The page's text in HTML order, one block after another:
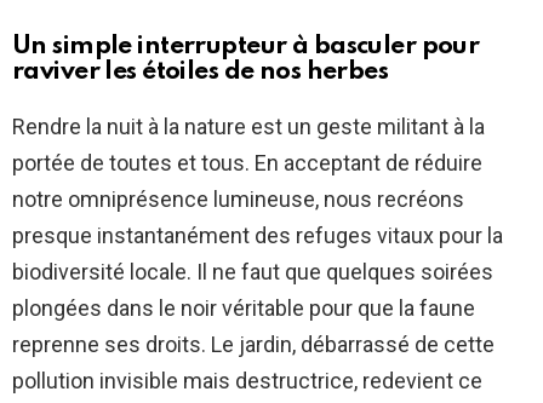
Un simple interrupteur à basculer pour
raviver les étoiles de nos herbes
Rendre la nuit à la nature est un geste militant à la
portée de toutes et tous. En acceptant de réduire
notre omniprésence lumineuse, nous recréons
presque instantanément des refuges vitaux pour la
biodiversité locale. Il ne faut que quelques soirées
plongées dans le noir véritable pour que la faune
reprenne ses droits. Le jardin, débarrassé de cette
pollution invisible mais destructrice, redevient ce